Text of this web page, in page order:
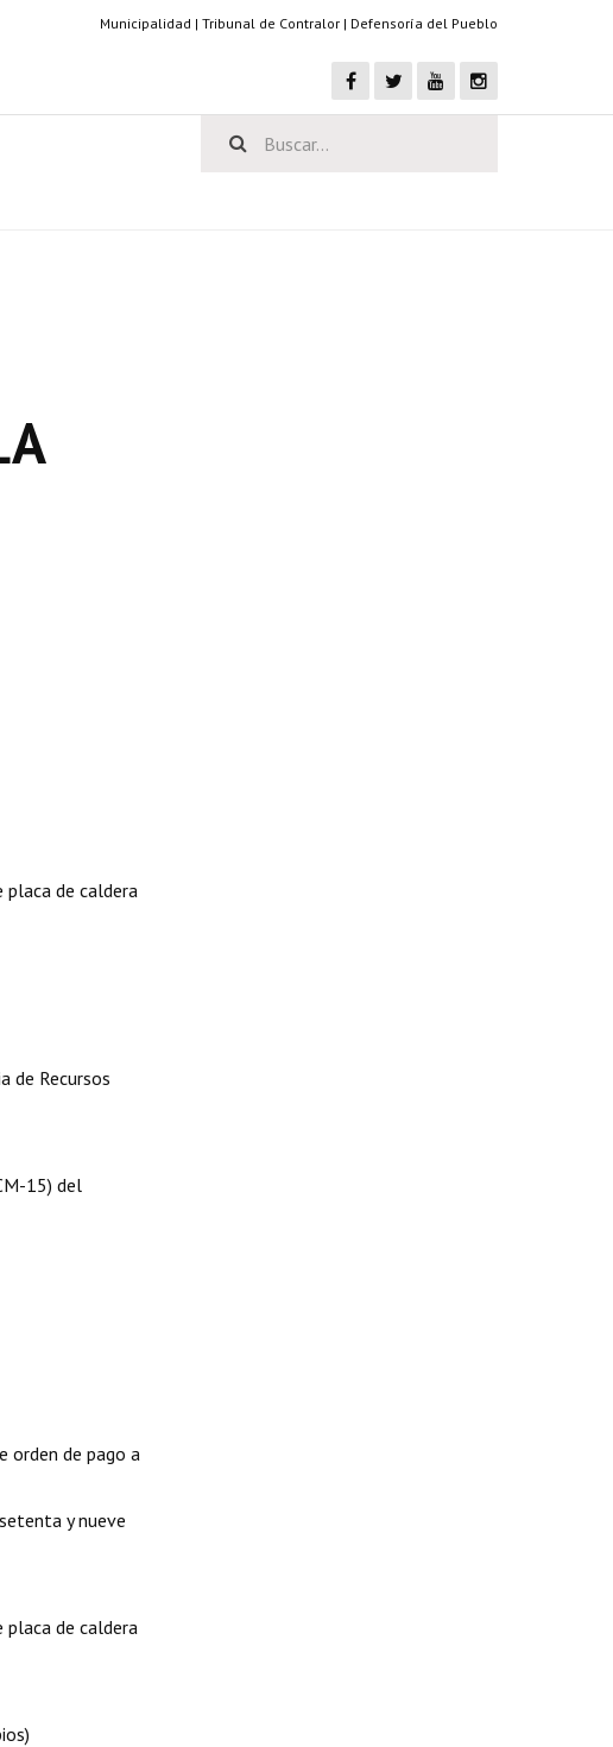
Municipalidad | Tribunal de Contralor | Defensoría del Pueblo
placa de caldera
de Recursos
15) del
orden de pago a
y nueve
placa de caldera